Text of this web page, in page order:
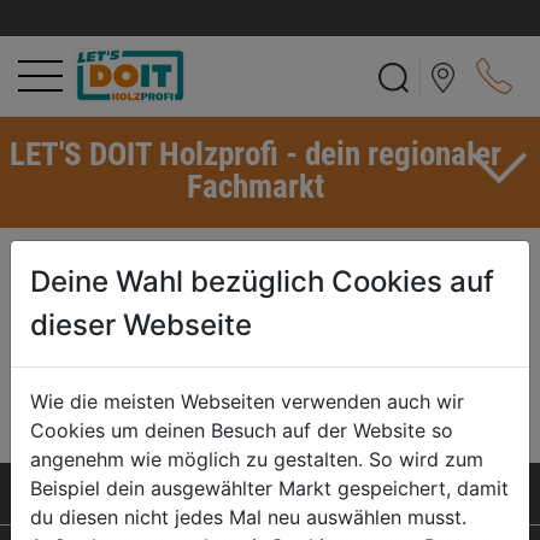
LET'S DOIT Holzprofi - dein regionaler
Fachmarkt
ABS-KANTE
Diese Bezeichnung steht für einen Kunststoff-Umleimer aus
Acrylnitril-Butadien-Styrol. ABS-Kanten gibt es in vielen Farben. Sie
sind ein bevorzugter Umleimer für Dekor- oder direkt beschichtete
Platten.
SERVICELEISTUNGEN
Deine Wahl bezüglich Cookies auf
dieser Webseite
Wie die meisten Webseiten verwenden auch wir
Cookies um deinen Besuch auf der Website so
angenehm wie möglich zu gestalten. So wird zum
Beispiel dein ausgewählter Markt gespeichert, damit
du diesen nicht jedes Mal neu auswählen musst.